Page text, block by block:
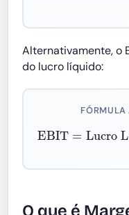
Alternativamente, o
do lucro líquido:
FÓRMULA
EBIT= Lucro
Despesas com Juros+